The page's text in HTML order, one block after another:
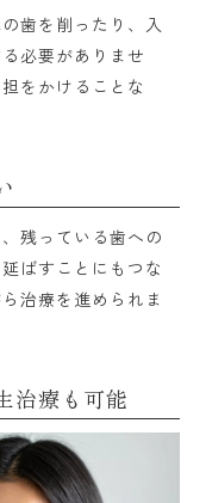
歯を削ったり、入
必要がありませ
をかけることな
残っている歯への
ばすことにもつな
治療を進められま
治療も可能